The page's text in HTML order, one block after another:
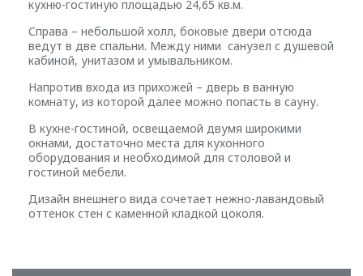
кухню-гостиную площадью 24,65 кв.м.
Справа – небольшой холл, боковые двери отсюда
ведут в две спальни. Между ними санузел с душевой
кабиной, унитазом и умывальником.
Напротив входа из прихожей – дверь в ванную
комнату, из которой далее можно попасть в сауну.
В кухне-гостиной, освещаемой двумя широкими
окнами, достаточно места для кухонного
оборудования и необходимой для столовой и
гостиной мебели.
Дизайн внешнего вида сочетает нежно-лавандовый
оттенок стен с каменной кладкой цоколя.